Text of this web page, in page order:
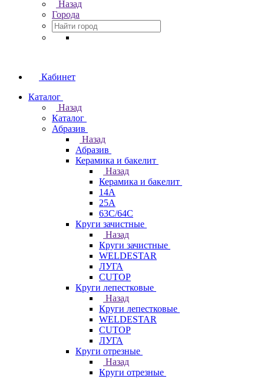
Назад
Города
Кабинет
Каталог
Назад
Каталог
Абразив
Назад
Абразив
Керамика и бакелит
Назад
Керамика и бакелит
14А
25А
63С/64С
Круги зачистные
Назад
Круги зачистные
WELDESTAR
ЛУГА
CUTOP
Круги лепестковые
Назад
Круги лепестковые
WELDESTAR
CUTOP
ЛУГА
Круги отрезные
Назад
Круги отрезные